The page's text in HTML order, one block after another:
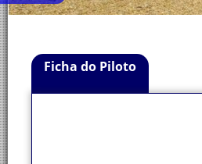
Ficha do Piloto